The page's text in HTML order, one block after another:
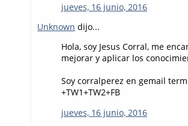
jueves, 16 junio, 2016
Unknown dijo...
Hola, soy Jesus Corral, me
mejorar y aplicar los
Soy corralperez en gemail
+TW1+TW2+FB
jueves, 16 junio, 2016